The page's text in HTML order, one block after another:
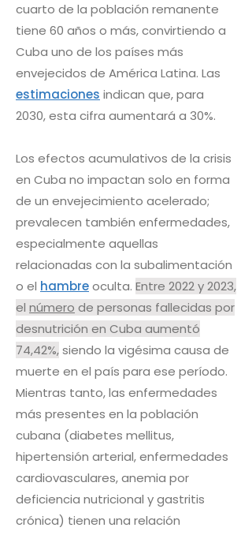
cuarto de la población remanente
tiene 60 años o más, convirtiendo a
Cuba uno de los países más
envejecidos de América Latina. Las
estimaciones indican que, para
2030, esta cifra aumentará a 30%.
Los efectos acumulativos de la crisis
en Cuba no impactan solo en forma
de un envejecimiento acelerado;
prevalecen también enfermedades,
especialmente aquellas
relacionadas con la subalimentación
o el hambreoculta. Entre 2022 y 2023,
el número de personas fallecidas por
desnutrición en Cuba aumentó
74,42%,siendo la vigésima causa de
muerte en el país para ese período.
Mientras tanto, las enfermedades
más presentes en la población
cubana (diabetes mellitus,
hipertensión arterial, enfermedades
cardiovasculares, anemia por
deficiencia nutricional y gastritis
crónica) tienen una relación